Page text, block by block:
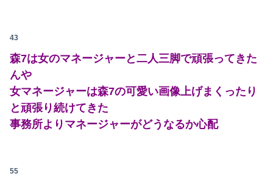
43
森7は女のマネージャーと二人三脚で頑張ってきた
んや
女マネージャーは森7の可愛い画像上げまくったり
と頑張り続けてきた
事務所よりマネージャーがどうなるか心配
55